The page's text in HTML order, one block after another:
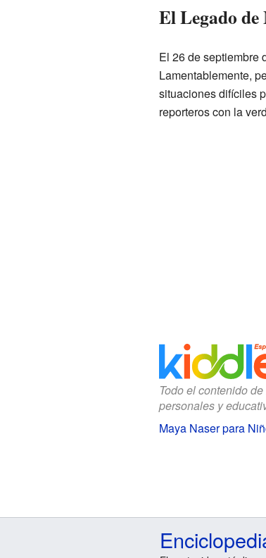
El Legado de
El 26 de septiembre
Lamentablemente,
situaciones difíciles
reporteros con la
Todo el contenido
personales y
Maya Naser para